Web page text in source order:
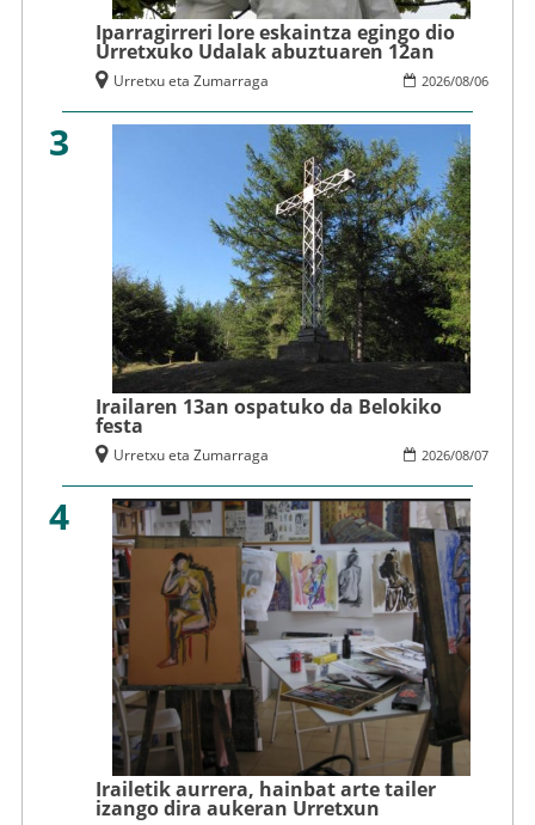
Iparragirreri lore eskaintza egingo dio
Urretxuko Udalak abuztuaren 12an
2026/08/06
Urretxu eta Zumarraga
3
Irailaren 13an ospatuko da Belokiko
festa
2026/08/07
Urretxu eta Zumarraga
4
Irailetik aurrera, hainbat arte tailer
izango dira aukeran Urretxun